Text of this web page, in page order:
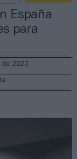
España
para
de 2023